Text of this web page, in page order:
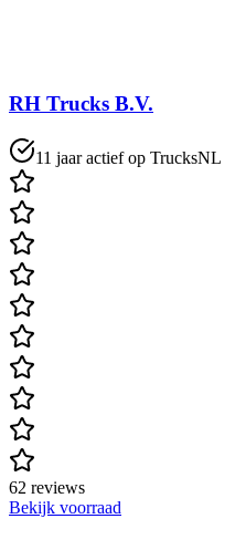
RH Trucks B.V.
11 jaar actief op TrucksNL
62 reviews
Bekijk voorraad